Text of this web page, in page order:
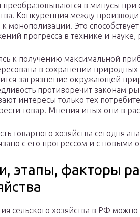
в минусы при
Конкуренция между
к монополизации. Это
прогресса в технике и
к получению максимальной
в сохранении
загрязнение окружающей
противоречит законам
интересы только тех
товар. Мнения иных они в
товарного хозяйства сегодня
с его прогрессом и с новыми
этапы, факторы
сельского хозяйства в РФ можно